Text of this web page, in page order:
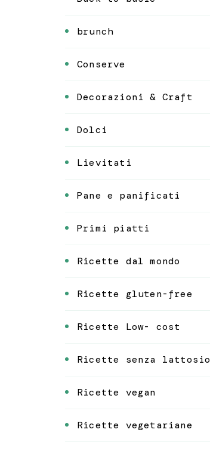
brunch
Conserve
Decorazioni & Craft
Dolci
Lievitati
Pane e panificati
Primi piatti
Ricette dal mondo
Ricette gluten-free
Ricette Low- cost
Ricette senza lattosio
Ricette vegan
Ricette vegetariane